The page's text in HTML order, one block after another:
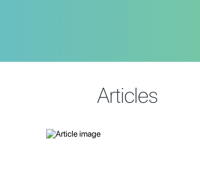
Articles